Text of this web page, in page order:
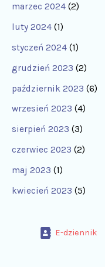
marzec 2024 (2)
luty 2024 (1)
styczeń 2024 (1)
grudzień 2023 (2)
październik 2023 (6)
wrzesień 2023 (4)
sierpień 2023 (3)
czerwiec 2023 (2)
maj 2023 (1)
kwiecień 2023 (5)
E-dziennik